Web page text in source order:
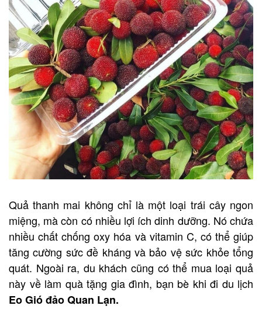
Quả thanh mai không chỉ là một loại trái cây ngon
miệng, mà còn có nhiều lợi ích dinh dưỡng. Nó chứa
nhiều chất chống oxy hóa và vitamin C, có thể giúp
tăng cường sức đề kháng và bảo vệ sức khỏe tổng
quát. Ngoài ra, du khách cũng có thể mua loại quả
này về làm quà tặng gia đình, bạn bè khi đi du lịch
Eo Gió đảo Quan Lạn.